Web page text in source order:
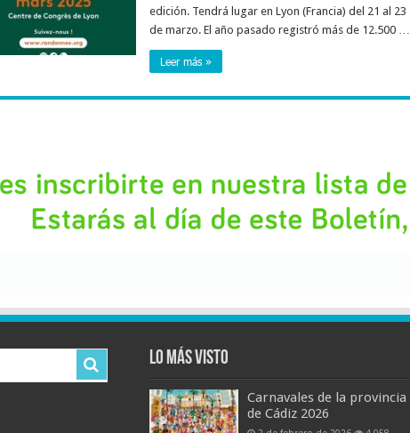
edición. Tendrá lugar en Lyon (Francia) del 21 al 23
de marzo. El año pasado registró más de 12.500 …
Leer más »
Lo más visto
Carnavales de la provincia
de Cádiz 2026